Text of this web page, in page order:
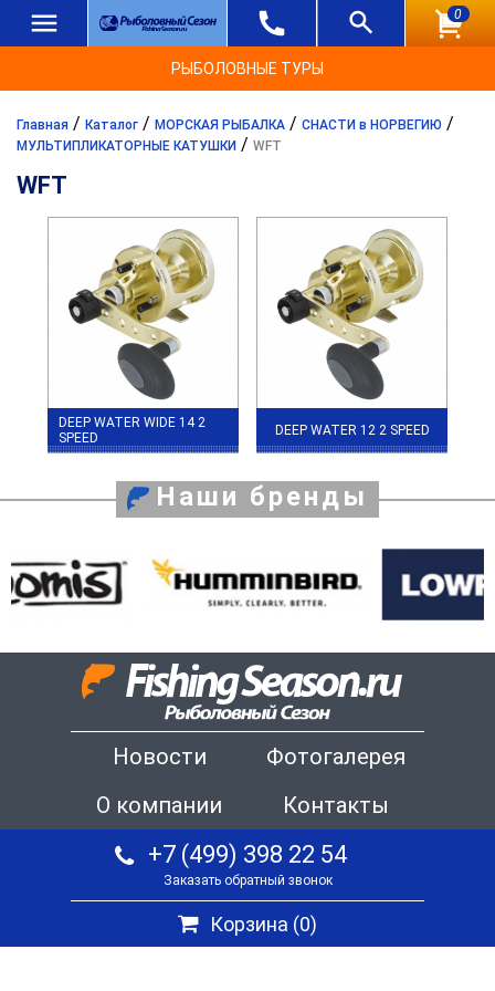
0
РЫБОЛОВНЫЕ ТУРЫ
Главная / Каталог / МОРСКАЯ РЫБАЛКА / СНАСТИ в НОРВЕГИЮ /
МУЛЬТИПЛИКАТОРНЫЕ КАТУШКИ / WFT
WFT
DEEP WATER WIDE 14 2
SPEED
DEEP WATER 12 2 SPEED
Наши бренды
Новости
Фотогалерея
О компании
Контакты
+7 (499) 398 22 54
Заказать обратный звонок
Корзина (0)